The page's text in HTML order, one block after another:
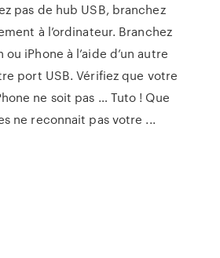
pas de hub USB, branchez
à l’ordinateur. Branchez
iPhone à l’aide d’un autre
port USB. Vérifiez que votre
ne soit pas … Tuto ! Que
ne reconnait pas votre ...